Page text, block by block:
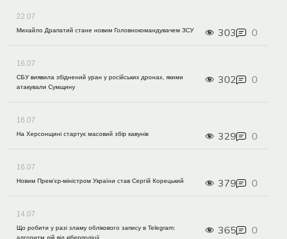
Михайло Драпатий стане новим Головнокомандувачем ЗСУ
22.07
303 0
СБУ виявила збіднений уран у російських дронах, якими
атакували Сумщину
16.07
302 0
На Херсонщині стартує масовий збір кавунів
16.07
329 0
Новим Прем’єр-міністром України став Сергій Корецький
16.07
379 0
Що робити у разі зламу облікового запису в Telegram:
14.07
365 0